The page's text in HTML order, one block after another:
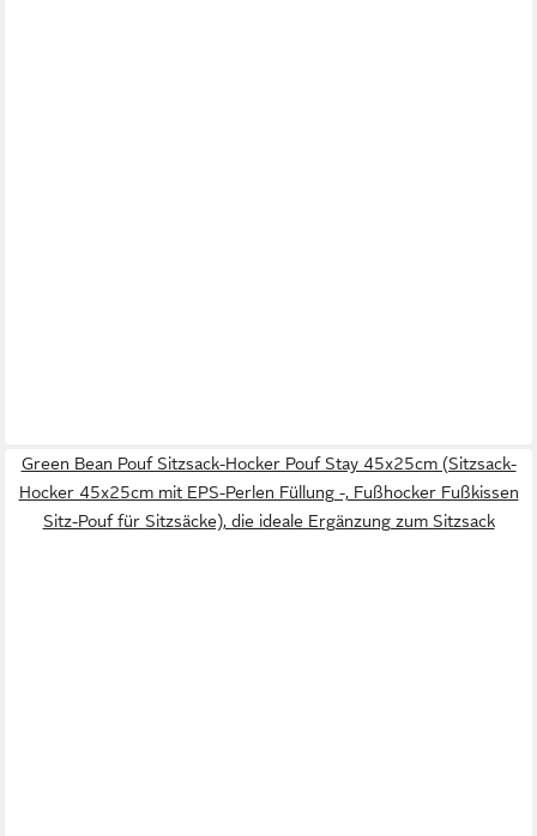
Green Bean Pouf Sitzsack-Hocker Pouf Stay 45x25cm (Sitzsack-
Hocker 45x25cm mit EPS-Perlen Füllung -, Fußhocker Fußkissen
Sitz-Pouf für Sitzsäcke), die ideale Ergänzung zum Sitzsack